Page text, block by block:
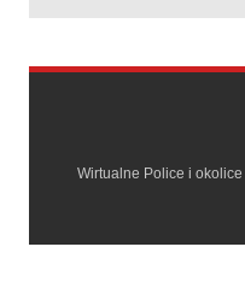
Wirtualne Police i